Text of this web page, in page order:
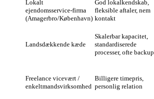
Lokalt
ejendomsservice‑firma
(Amagerbro/København)
God lokalkendskab,
fleksible aftaler, nem
kontakt
Landsdækkende kæde
Skalerbar kapacitet,
standardiserede
processer, ofte backup
Freelance vicevært /
enkeltmandsvirksomhed
Billigere timepris,
personlig relation